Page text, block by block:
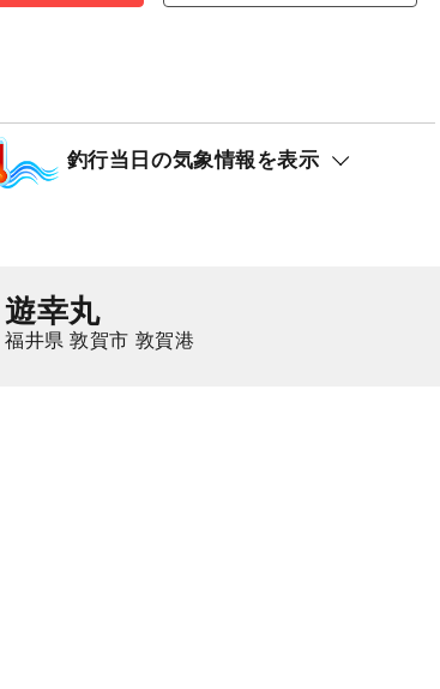
歓迎！全てコミコミ、手ぶらでOKの楽
1,500
マダイ
釣行当日の気象情報を表示
遊幸丸
福井県 敦賀市 敦賀港